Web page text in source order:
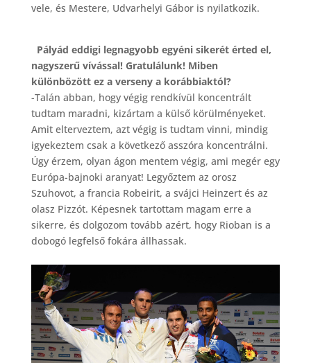
vele, és Mestere, Udvarhelyi Gábor is nyilatkozik.
Pályád eddigi legnagyobb egyéni sikerét érted el,
nagyszerű vívással! Gratulálunk! Miben
különbözött ez a verseny a korábbiaktól?
-Talán abban, hogy végig rendkívül koncentrált
tudtam maradni, kizártam a külső körülményeket.
Amit elterveztem, azt végig is tudtam vinni, mindig
igyekeztem csak a következő asszóra koncentrálni.
Úgy érzem, olyan ágon mentem végig, ami megér egy
Európa-bajnoki aranyat! Legyőztem az orosz
Szuhovot, a francia Robeirit, a svájci Heinzert és az
olasz Pizzót. Képesnek tartottam magam erre a
sikerre, és dolgozom tovább azért, hogy Rioban is a
dobogó legfelső fokára állhassak.